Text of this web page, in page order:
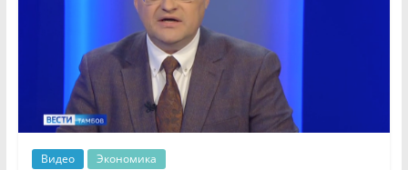
Видео Экономика